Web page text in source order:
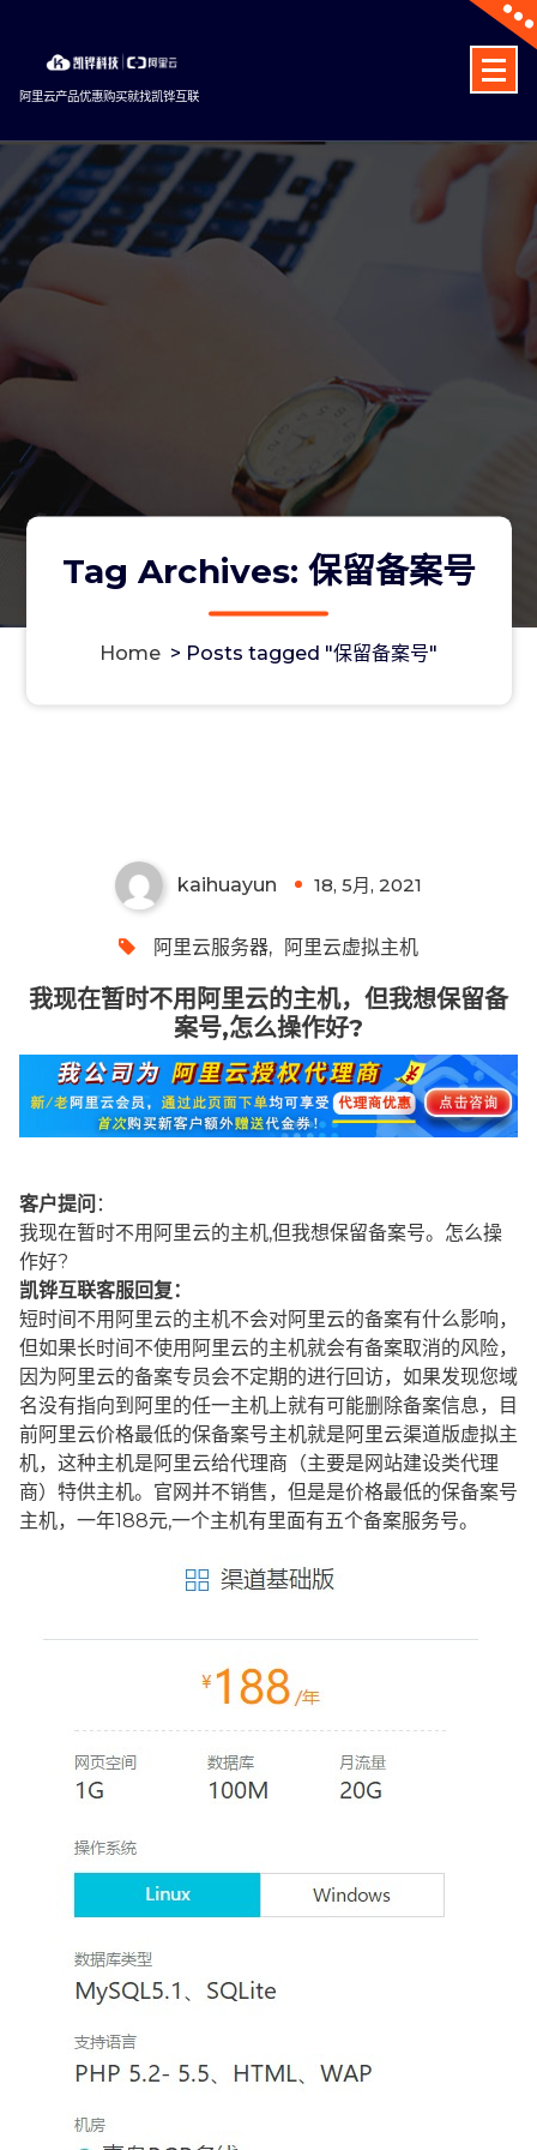
content
阿里云产品优惠购买就找凯铧互联
Tag Archives: 保留备案号
Home > Posts tagged "保留备案号"
kaihuayun 18, 5月, 2021
阿里云服务器, 阿里云虚拟主机
我现在暂时不用阿里云的主机，但我想保留备
案号,怎么操作好?
客户提问 ：
我现在暂时不用阿里云的主机,但我想保留备案号。怎么操
作好?
凯铧互联客服回复：
短时间不用阿里云的主机不会对阿里云的备案有什么影响，
但如果长时间不使用阿里云的主机就会有备案取消的风险，
因为阿里云的备案专员会不定期的进行回访，如果发现您域
名没有指向到阿里的任一主机上就有可能删除备案信息，目
前阿里云价格最低的保备案号主机就是阿里云渠道版虚拟主
机，这种主机是阿里云给代理商（主要是网站建设类代理
商）特供主机。官网并不销售，但是是价格最低的保备案号
主机，一年188元,一个主机有里面有五个备案服务号。